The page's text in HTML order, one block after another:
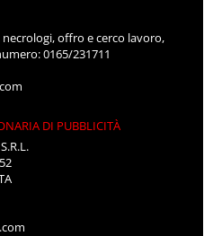
offro e cerco lavoro,
0165/231711
DI PUBBLICITÀ